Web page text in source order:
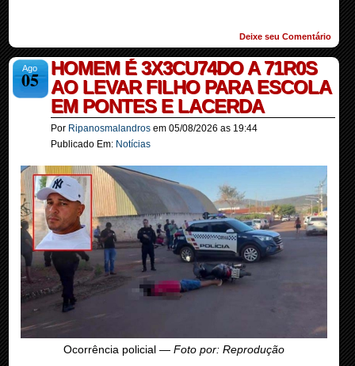
Deixe seu Comentário
Ago
05
HOMEM É 3X3CU74DO A 71R0S
AO LEVAR FILHO PARA ESCOLA
EM PONTES E LACERDA
Por Ripanosmalandros em 05/08/2026 as 19:44
Publicado Em: Notícias
Ocorrência policial —Foto por: Reprodução